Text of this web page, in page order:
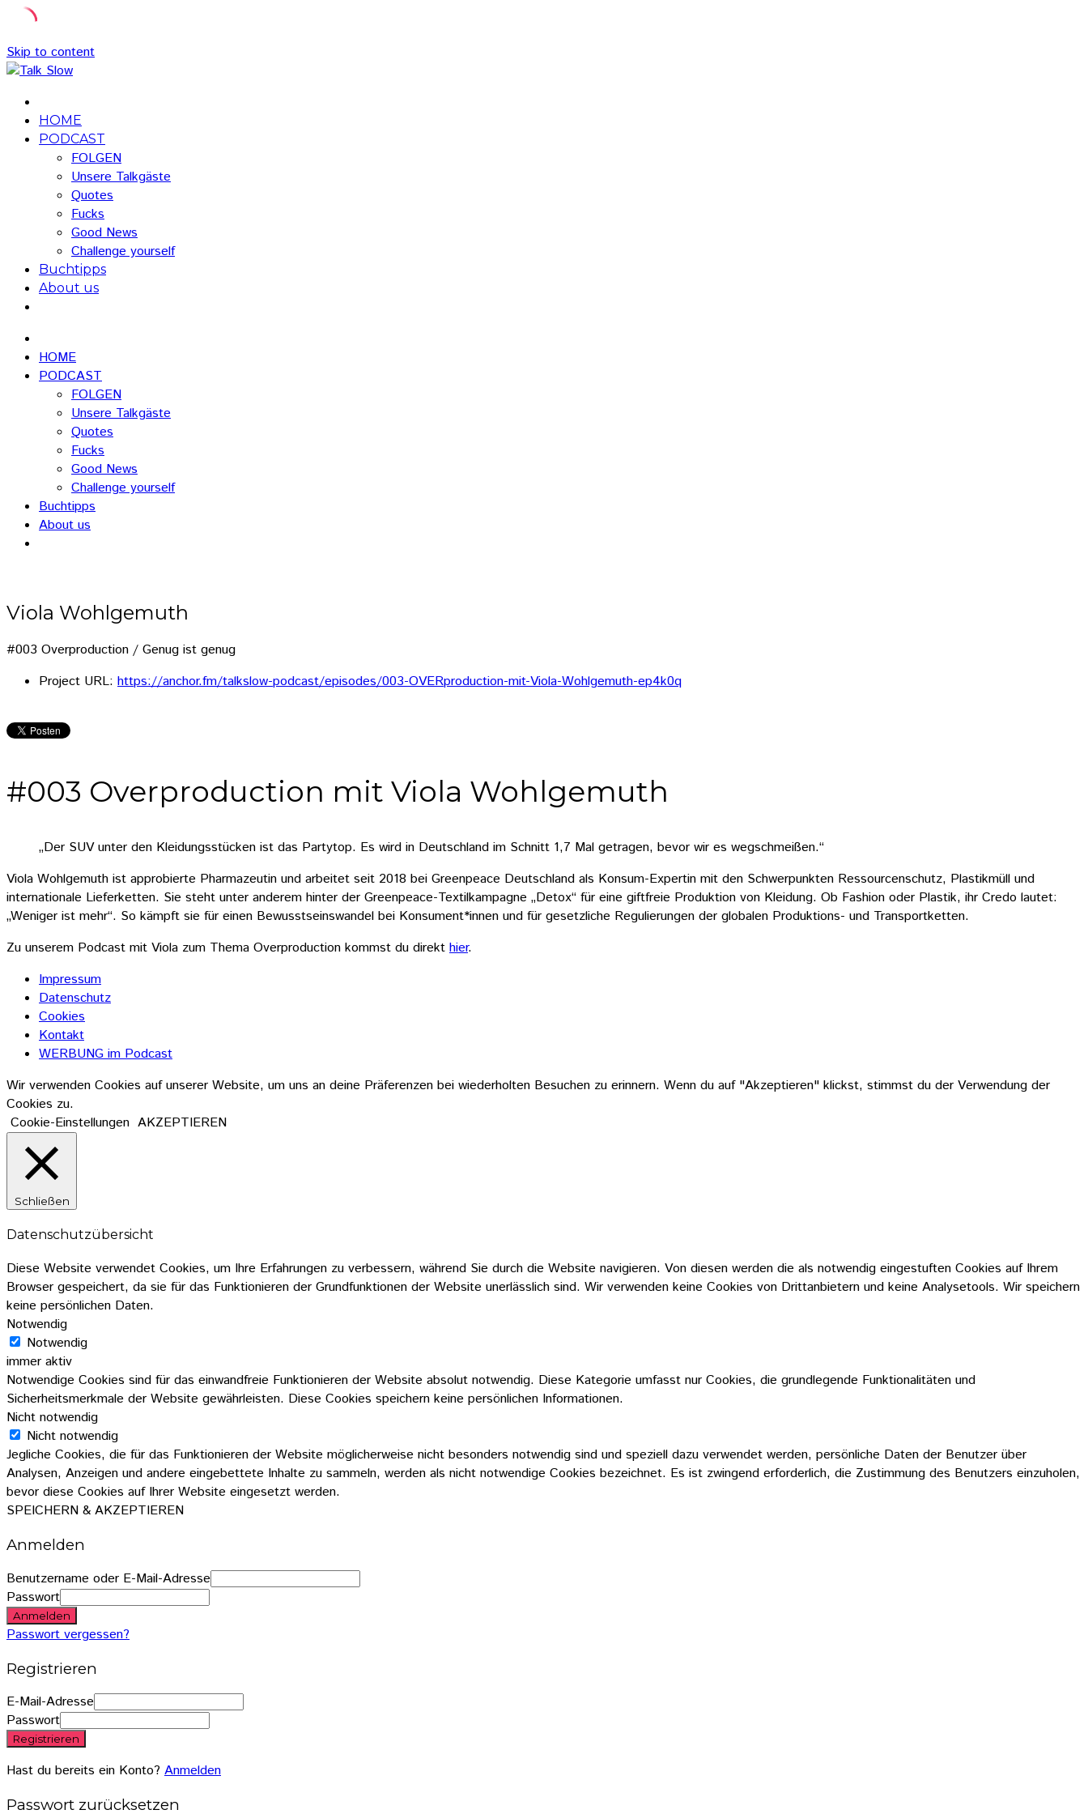
Skip to content
HOME
PODCAST
FOLGEN
Unsere Talkgäste
Quotes
Fucks
Good News
Challenge yourself
Buchtipps
About us
HOME
PODCAST
FOLGEN
Unsere Talkgäste
Quotes
Fucks
Good News
Challenge yourself
Buchtipps
About us
Viola Wohlgemuth
#003 Overproduction / Genug ist genug
Project URL: https://anchor.fm/talkslow-podcast/episodes/003-OVERproduction-mit-Viola-Wohlgemuth-ep4k0q
#003 Overproduction mit Viola Wohlgemuth
„Der SUV unter den Kleidungsstücken ist das Partytop. Es wird in Deutschland im Schnitt 1,7 Mal getragen, bevor wir es wegschmeißen.“
Viola Wohlgemuth ist approbierte Pharmazeutin und arbeitet seit 2018 bei Greenpeace Deutschland als Konsum-Expertin mit den Schwerpunkten Ressourcenschutz, Plastikmüll und
internationale Lieferketten. Sie steht unter anderem hinter der Greenpeace-Textilkampagne „Detox“ für eine giftfreie Produktion von Kleidung. Ob Fashion oder Plastik, ihr Credo lautet:
„Weniger ist mehr“. So kämpft sie für einen Bewusstseinswandel bei Konsument*innen und für gesetzliche Regulierungen der globalen Produktions- und Transportketten.
Zu unserem Podcast mit Viola zum Thema Overproduction kommst du direkt hier.
Impressum
Datenschutz
Cookies
Kontakt
WERBUNG im Podcast
Wir verwenden Cookies auf unserer Website, um uns an deine Präferenzen bei wiederholten Besuchen zu erinnern. Wenn du auf "Akzeptieren" klickst, stimmst du der Verwendung der
Cookies zu.
Cookie-Einstellungen AKZEPTIEREN
Schließen
Datenschutzübersicht
Diese Website verwendet Cookies, um Ihre Erfahrungen zu verbessern, während Sie durch die Website navigieren. Von diesen werden die als notwendig eingestuften Cookies auf Ihrem
Browser gespeichert, da sie für das Funktionieren der Grundfunktionen der Website unerlässlich sind. Wir verwenden keine Cookies von Drittanbietern und keine Analysetools. Wir speichern
keine persönlichen Daten.
Notwendig
Notwendig
immer aktiv
Notwendige Cookies sind für das einwandfreie Funktionieren der Website absolut notwendig. Diese Kategorie umfasst nur Cookies, die grundlegende Funktionalitäten und
Sicherheitsmerkmale der Website gewährleisten. Diese Cookies speichern keine persönlichen Informationen.
Nicht notwendig
Nicht notwendig
Jegliche Cookies, die für das Funktionieren der Website möglicherweise nicht besonders notwendig sind und speziell dazu verwendet werden, persönliche Daten der Benutzer über
Analysen, Anzeigen und andere eingebettete Inhalte zu sammeln, werden als nicht notwendige Cookies bezeichnet. Es ist zwingend erforderlich, die Zustimmung des Benutzers einzuholen,
bevor diese Cookies auf Ihrer Website eingesetzt werden.
SPEICHERN & AKZEPTIEREN
Anmelden
Benutzername oder E-Mail-Adresse
Passwort
Anmelden
Passwort vergessen?
Registrieren
E-Mail-Adresse
Passwort
Registrieren
Hast du bereits ein Konto? Anmelden
Passwort zurücksetzen